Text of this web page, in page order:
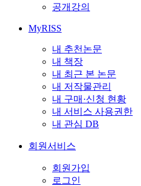
공개강의
MyRISS
내 추천논문
내 책장
내 최근 본 논문
내 저작물관리
내 구매·신청 현황
내 서비스 사용권한
내 관심 DB
회원서비스
회원가입
로그인